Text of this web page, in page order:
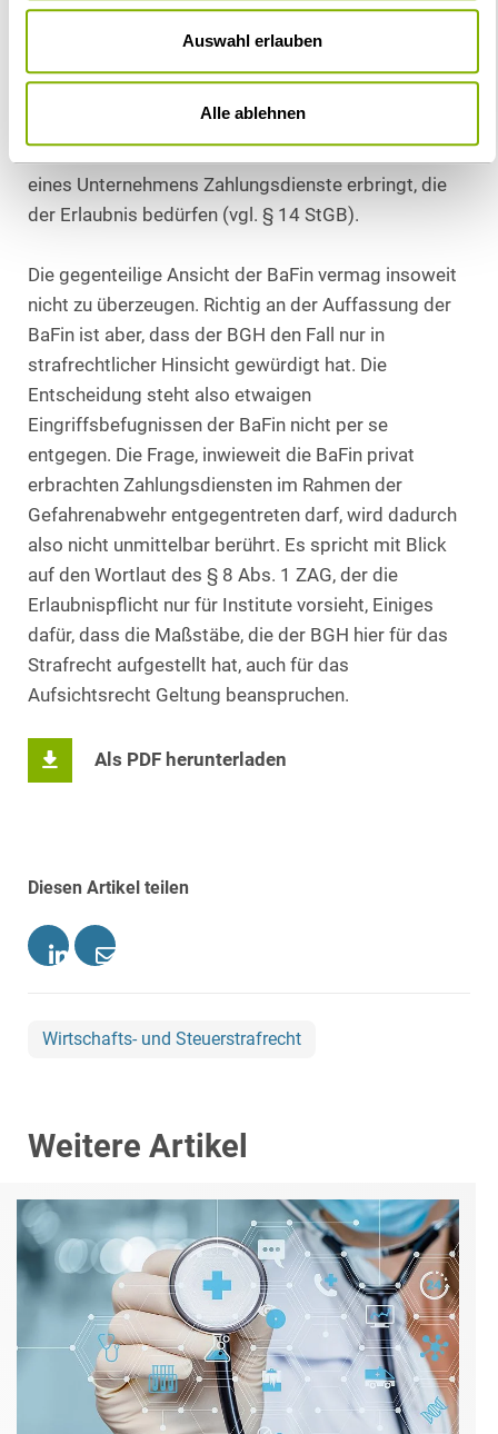
Auswahl erlauben
Alle ablehnen
unternehmerischen Bezug nicht zu einer Strafbarkeit
gem. § 31 Abs. 1 Nr. 2 ZAG, weil Erlaubnisträger nur
zur Strafbarkeit kann daher erst derjenige
eines Unternehmens Zahlungsdienste erbringt, die
der Erlaubnis bedürfen (vgl. § 14 StGB).
Die gegenteilige Ansicht der BaFin vermag insoweit
nicht zu überzeugen. Richtig an der Auffassung der
BaFin ist aber, dass der BGH den Fall nur in
strafrechtlicher Hinsicht gewürdigt hat. Die
Entscheidung steht also etwaigen
Eingriffsbefugnissen der BaFin nicht per se
entgegen. Die Frage, inwieweit die BaFin privat
erbrachten Zahlungsdiensten im Rahmen der
Gefahrenabwehr entgegentreten darf, wird dadurch
also nicht unmittelbar berührt. Es spricht mit Blick
auf den Wortlaut des § 8 Abs. 1 ZAG, der die
Erlaubnispflicht nur für Institute vorsieht, Einiges
dafür, dass die Maßstäbe, die der BGH hier für das
Strafrecht aufgestellt hat, auch für das
Aufsichtsrecht Geltung beanspruchen.
Als PDF herunterladen
Diesen Artikel teilen
Wirtschafts- und Steuerstrafrecht
Weitere Artikel